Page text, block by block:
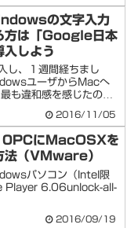
の文字入力
方は「Google日本
入しよう
し、１週間経ちまし
ユーザからMacへ
も違和感を感じたの
2016/11/05
にMacOSXを
法（VMware）
パソコン（Intel限
Player 6.06unlock-all-
2016/09/19